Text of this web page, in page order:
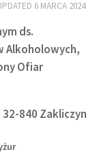
6 MARCA 2024
ds.
Alkoholowych,
Ofiar
840 Zakliczyn